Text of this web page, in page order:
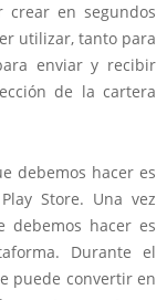
crear en segundos
utilizar, tanto para
enviar y recibir
de la cartera
debemos hacer es
Store. Una vez
debemos hacer es
Durante el
puede convertir en